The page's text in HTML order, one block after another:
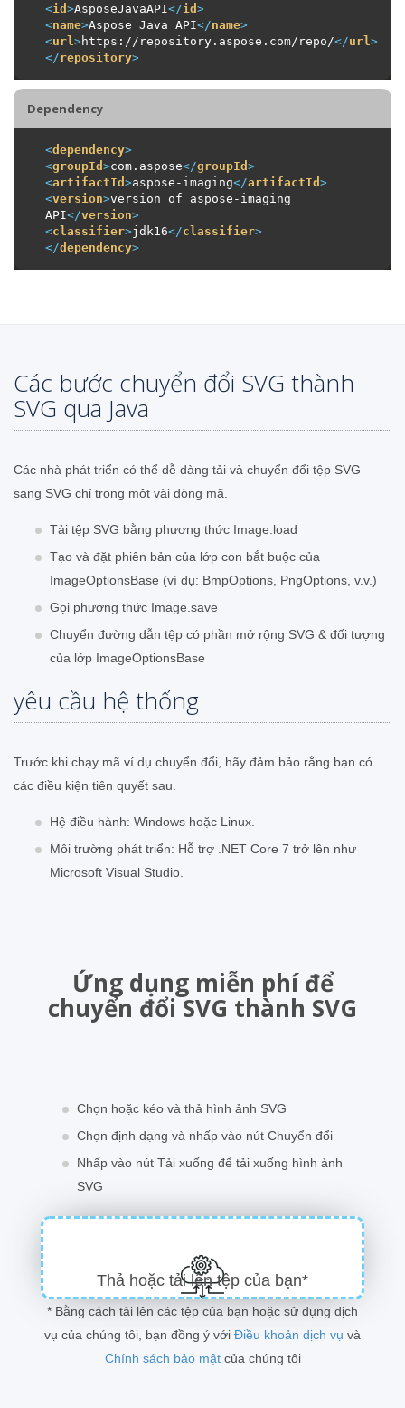
<id >AsposeJavaAPI</id >
<name>Aspose Java API</name>
<url >https://repository.aspose.com/repo/</url >
</repository>
Dependency
<dependency>
<groupId >com.aspose</groupId >
<artifactId >aspose-imaging</artifactId >
<version>version of aspose-imaging
API</version>
<classifier>jdk16</classifier>
</dependency>
Các bước chuyển đổi SVG thành
SVG qua Java
Các nhà phát triển có thể dễ dàng tải và chuyển đổi tệp SVG
sang SVG chỉ trong một vài dòng mã.
Tải tệp SVG bằng phương thức Image.load
Tạo và đặt phiên bản của lớp con bắt buộc của
ImageOptionsBase (ví dụ: BmpOptions, PngOptions, v.v.)
Gọi phương thức Image.save
Chuyển đường dẫn tệp có phần mở rộng SVG & đối tượng
của lớp ImageOptionsBase
yêu cầu hệ thống
Trước khi chạy mã ví dụ chuyển đổi, hãy đảm bảo rằng bạn có
các điều kiện tiên quyết sau.
Hệ điều hành: Windows hoặc Linux.
Môi trường phát triển: Hỗ trợ .NET Core 7 trở lên như
Microsoft Visual Studio.
Ứng dụng miễn phí để
chuyển đổi SVG thành SVG
Chọn hoặc kéo và thả hình ảnh SVG
Chọn định dạng và nhấp vào nút Chuyển đổi
Nhấp vào nút Tải xuống để tải xuống hình ảnh
SVG
Thả hoặc tải lên tệp của bạn*
* Bằng cách tải lên các tệp của bạn hoặc sử dụng dịch
vụ của chúng tôi, bạn đồng ý với Điều khoản dịch vụ và
Chính sách bảo mậtcủa chúng tôi